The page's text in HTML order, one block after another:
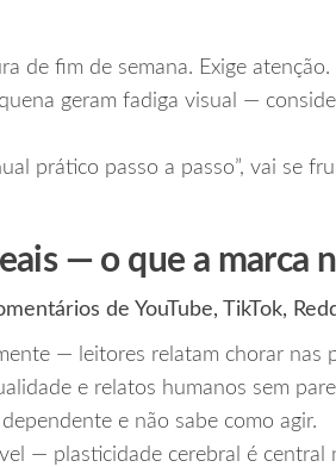
de fim de semana. Exige atenção.
geram fadiga visual —
prático passo a passo”, vai se
— o que a marca
de YouTube, TikTok,
— leitores relatam chorar nas
e relatos humanos sem
e não sabe como agir.
— plasticidade cerebral é central